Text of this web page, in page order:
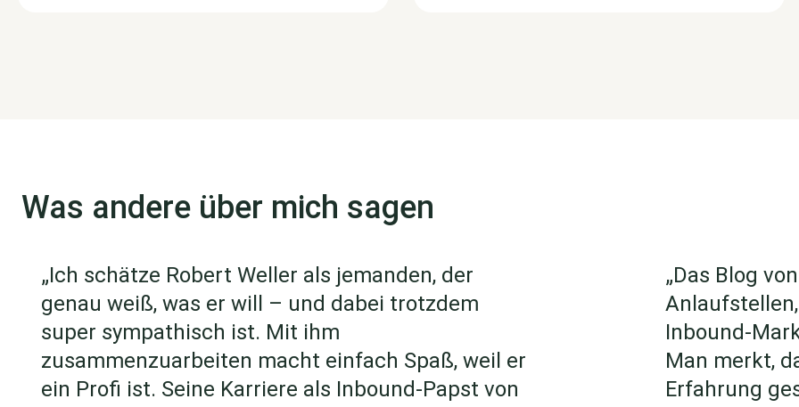
Was andere über mich sagen
„Ich schätze Robert Weller als jemanden, der
genau weiß, was er will – und dabei trotzdem
super sympathisch ist. Mit ihm
zusammenzuarbeiten macht einfach Spaß, weil er
ein Profi ist. Seine Karriere als Inbound-Papst von
„Das Blog
Inbound-
Man merkt,
Erfahrung